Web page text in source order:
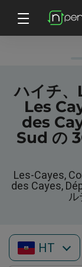
ハイチ
Les
des
Sud の
Les-Cayes,
des Cayes,
HT